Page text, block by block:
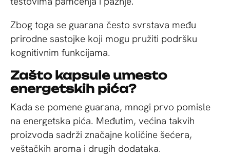
Zbog toga se guarana često svrstava među
prirodne sastojke koji mogu pružiti podršku
kognitivnim funkcijama.
Zašto kapsule umesto
energetskih pića?
Kada se pomene guarana, mnogi prvo pomisle
na energetska pića. Međutim, većina takvih
proizvoda sadrži značajne količine šećera,
veštačkih aroma i drugih dodataka.